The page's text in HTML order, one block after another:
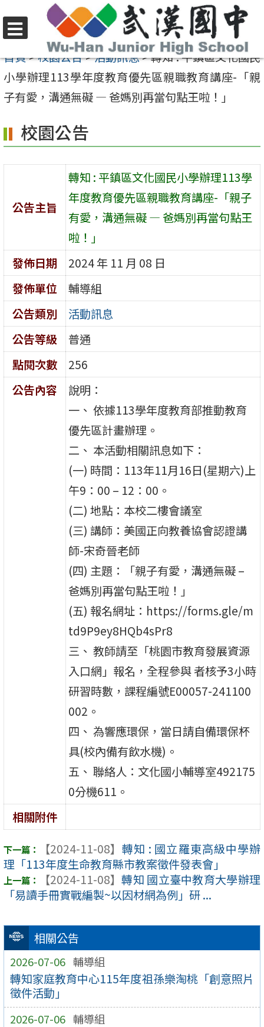
至
要
內
區
選
單
首頁>校園公告>活動訊息>轉知 : 平鎮區文化國民
小學辦理113學年度教育優先區親職教育講座-「親
子有愛，溝通無礙 — 爸媽別再當句點王啦！」
相關公告
2026-07-06 輔導組
轉知家庭教育中心115年度祖孫樂淘桃「創意照片
徵件活動」
2026-07-06 輔導組
校園公告
公告主旨
轉知 : 平鎮區文化國民小學辦理113學
年度教育優先區親職教育講座-「親子
有愛，溝通無礙 — 爸媽別再當句點王
啦！」
發佈日期
2024 年 11 月 08 日
發佈單位
輔導組
公告類別
活動訊息
公告等級
普通
點閱次數
256
公告內容
說明：
一、 依據113學年度教育部推動教育
優先區計畫辦理。
二、 本活動相關訊息如下：
(一) 時間：113年11月16日(星期六)上
午9：00 – 12：00。
(二) 地點：本校二樓會議室
(三) 講師：美國正向教養協會認證講
師-宋奇晉老師
(四) 主題：「親子有愛，溝通無礙 –
爸媽別再當句點王啦！」
(五) 報名網址：https://forms.gle/m
td9P9ey8HQb4sPr8
三、 教師請至「桃園市教育發展資源
入口網」報名，全程參與 者核予3小時
研習時數，課程編號E00057-241100
002。
四、 為響應環保，當日請自備環保杯
具(校內備有飲水機)。
五、 聯絡人：文化國小輔導室492175
0分機611。
相關附件
【2024-11-08】 轉知 : 國立羅東高級中學辦
理「113年度生命教育縣市教案徵件發表會」
【2024-11-08】 轉知 國立臺中教育大學辦理
「易讀手冊實戰編製~以因材網為例」研 ...